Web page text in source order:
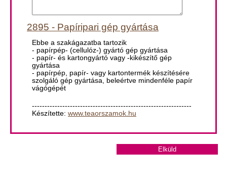
2895 - Papíripari gép gyártása
Ebbe a szakágazatba tartozik
- papírpép- (cellulóz-) gyártó gép gyártása
- papír- és kartongyártó vagy -kikészítő gép
gyártása
- papírpép, papír- vagy kartontermék készítésére
szolgáló gép gyártása, beleértve mindenféle papír
vágógépét
---------------------------------------------------------------
Készítette: www.teaorszamok.hu